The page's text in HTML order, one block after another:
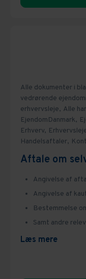
Alle dokumenter i
vedrørende
erhvervsleje, Alle
EjendomDanmark,
Erhverv,
Handelsaftaler,
Aftale om
Angivelse af
Angivelse af
Bestemmelse
Samt andre
Læs mere